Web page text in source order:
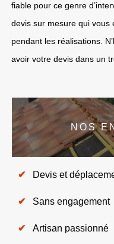
fiable pour ce genre
devis sur mesure qui vous
pendant les réalisations.
avoir votre devis dans un
NOS
Devis et
Sans engagement
Artisan passionné